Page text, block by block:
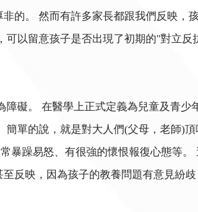
的。 然而有許多家長都跟我們反映，
以留意孩子是否出現了初期的"對立反
礙。 在醫學上正式定義為兒童及青
單的說，就是對大人們(父母，老師)
暴躁易怒、有很強的懷恨報復心態等
反映，因為孩子的教養問題有意見紛歧